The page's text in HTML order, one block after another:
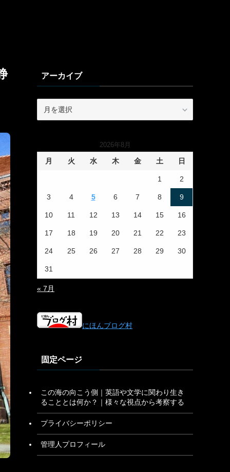
アーカイブ
2026年8月
月 火 水 木 金 土 日
1 2
3 4 5 6 7 8 9
10 11 12 13 14 15 16
17 18 19 20 21 22 23
24 25 26 27 28 29 30
31
« 7月
にほんブログ村
固定ページ
この海の向こう側｜英語や文学に関わり生き
ることとは何か？｜様々な視点から考察する
プライバシーポリシー
管理人プロフィール